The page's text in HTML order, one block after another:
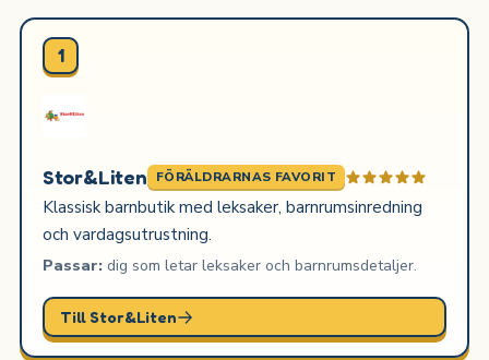
1
Stor&Liten FÖRÄLDRARNAS FAVORIT
Klassisk barnbutik med leksaker, barnrumsinredning
och vardagsutrustning.
Passar:dig som letar leksaker och barnrumsdetaljer.
Till Stor&Liten